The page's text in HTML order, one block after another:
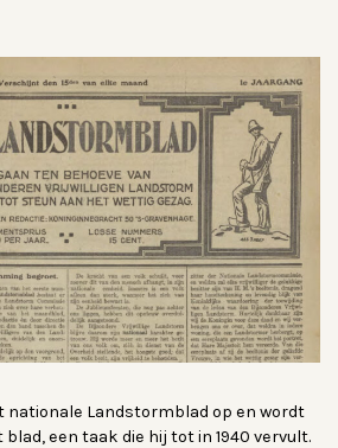
nationale Landstormblad op en wordt
een taak die hij tot in 1940 vervult.